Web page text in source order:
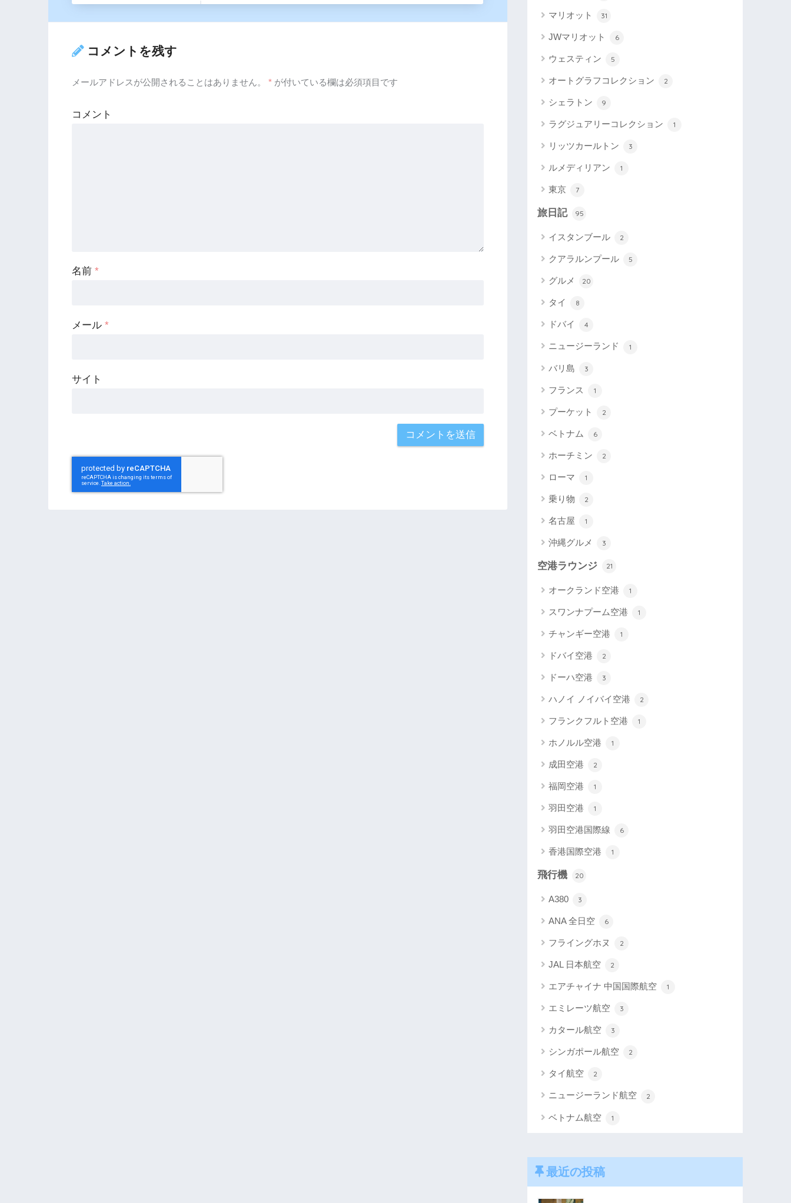
コメントを残す
メールアドレスが公開されることはありません。 * が付いている欄は必須項目です
コメント
名前 *
メール *
サイト
マリオット 31
JWマリオット 6
ウェスティン 5
オートグラフコレクション 2
シェラトン 9
ラグジュアリーコレクション 1
リッツカールトン 3
ルメディリアン 1
東京 7
旅日記 95
イスタンブール 2
クアラルンプール 5
グルメ 20
タイ 8
ドバイ 4
ニュージーランド 1
バリ島 3
フランス 1
プーケット 2
ベトナム 6
ホーチミン 2
ローマ 1
乗り物 2
名古屋 1
沖縄グルメ 3
空港ラウンジ 21
オークランド空港 1
スワンナプーム空港 1
チャンギー空港 1
ドバイ空港 2
ドーハ空港 3
ハノイ ノイバイ空港 2
フランクフルト空港 1
ホノルル空港 1
成田空港 2
福岡空港 1
羽田空港 1
羽田空港国際線 6
香港国際空港 1
飛行機 20
A380 3
ANA 全日空 6
フライングホヌ 2
JAL 日本航空 2
エアチャイナ 中国国際航空 1
エミレーツ航空 3
カタール航空 3
シンガポール航空 2
タイ航空 2
ニュージーランド航空 2
ベトナム航空 1
最近の投稿